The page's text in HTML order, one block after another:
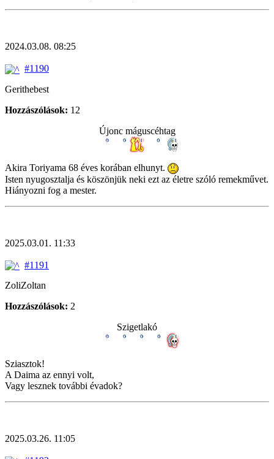
2024.03.08. 08:25
#1190
Gerithebest
Hozzászólások: 12
Újonc máguscéhtag
Akira Toriyama 68 éves korában elhunyt.
Isten nyugosztalja és köszönjük neki ezt az életre szóló remekművet.
Hiányozni fog a mester.
2025.03.01. 11:33
#1191
ZoliZoltan
Hozzászólások: 2
Szigetlakó
Sziasztok!
A Daima az ennyi volt,
Vagy lesznek további évadok?
2025.03.26. 11:05